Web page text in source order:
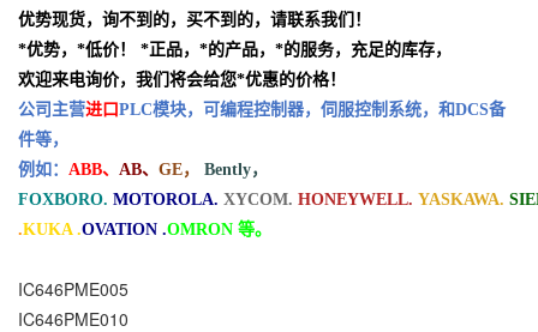
优势现货，询不到的，买不到的，请联系我们！
*优势，*低价！
*正品，*的产品，*的服务，充足的库存，
欢迎来电询价，我们将会给您*优惠的价格！
公司主营进口PLC模块，可编程控制器，伺服控制系统，和DCS备
件等，
例如： ABB、 AB、 GE，
Bently，
FOXBORO. MOTOROLA. XYCOM. HONEYWELL. YASKAWA.
.KUKA .OVATION .OMRON 等。
IC646PME005
IC646PME010